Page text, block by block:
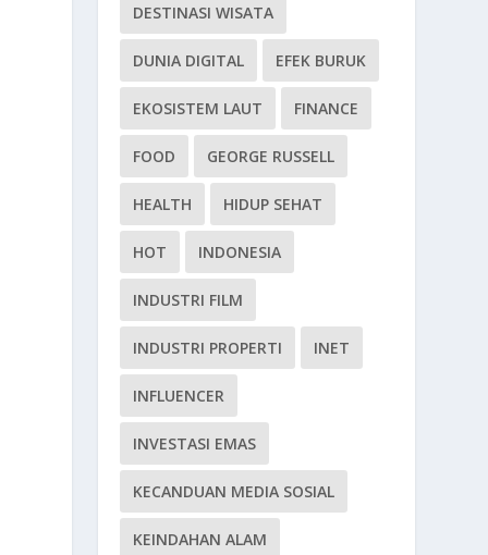
DESTINASI WISATA
DUNIA DIGITAL EFEK BURUK
EKOSISTEM LAUT FINANCE
FOOD GEORGE RUSSELL
HEALTH HIDUP SEHAT
HOT INDONESIA
INDUSTRI FILM
INDUSTRI PROPERTI INET
INFLUENCER
INVESTASI EMAS
KECANDUAN MEDIA SOSIAL
KEINDAHAN ALAM